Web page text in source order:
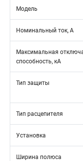
Модель
Номинальный ток, А
Максимальная
способность, кА
Тип защиты
Тип расцепителя
Установка
Ширина полюса